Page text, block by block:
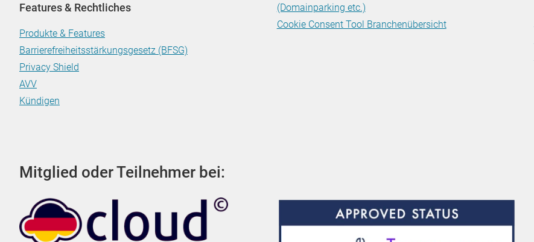
Features & Rechtliches
Produkte & Features
Barrierefreiheitsstärkungsgesetz (BFSG)
Privacy Shield
AVV
Kündigen
(Domainparking etc.)
Cookie Consent Tool Branchenübersicht
Mitglied oder Teilnehmer bei: